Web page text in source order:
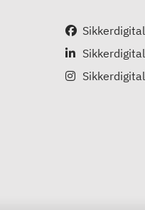
Sikkerdigital
Sikkerdigital
Sikkerdigital